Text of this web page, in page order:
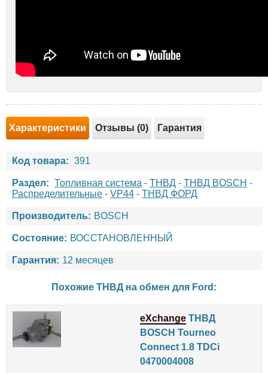
Характеристики Отзывы (0) Гарантия
Код товара: 391
Раздел: Топливная система - ТНВД - ТНВД BOSCH -
Распределительные - VP44 - ТНВД ФОРД
Производитель: BOSCH
Состояние: ВОССТАНОВЛЕННЫЙ
Гарантия: 12 месяцев
Похожие ТНВД на обмен для Ford :
eXchange ТНВД
BOSCH Tourneo
Connect 1.8 TDCi
0470004008